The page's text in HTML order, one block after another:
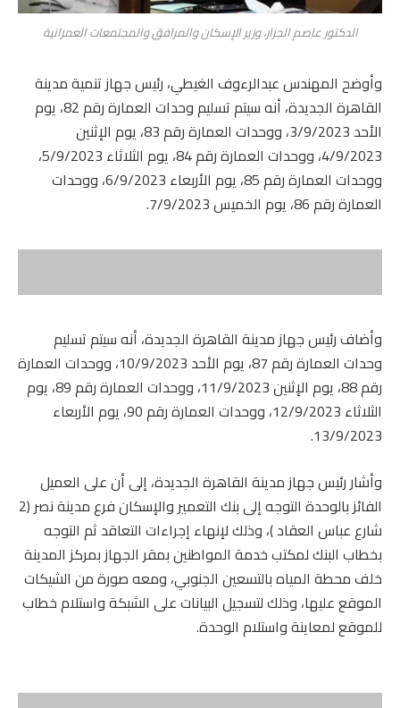
الدكتور عاصم الجزار، وزير الإسكان والمرافق والمجتمعات العمرانية
وأوضح المهندس عبدالرءوف الغيطي، رئيس جهاز تنمية مدينة
القاهرة الجديدة، أنه سيتم تسليم وحدات العمارة رقم 82، يوم
الأحد 3/9/2023، ووحدات العمارة رقم 83، يوم الإثنين
4/9/2023، ووحدات العمارة رقم 84، يوم الثلاثاء 5/9/2023،
ووحدات العمارة رقم 85، يوم الأربعاء 6/9/2023، ووحدات
العمارة رقم 86، يوم الخميس 7/9/2023.
وأضاف رئيس جهاز مدينة القاهرة الجديدة، أنه سيتم تسليم
وحدات العمارة رقم 87، يوم الأحد 10/9/2023، ووحدات العمارة
رقم 88، يوم الإثنين 11/9/2023، ووحدات العمارة رقم 89، يوم
الثلاثاء 12/9/2023، ووحدات العمارة رقم 90، يوم الأربعاء
13/9/2023.
وأشار رئيس جهاز مدينة القاهرة الجديدة، إلى أن على العميل
الفائز بالوحدة التوجه إلى بنك التعمير والإسكان فرع مدينة نصر (2
شارع عباس العقاد )، وذلك لإنهاء إجراءات التعاقد ثم التوجه
بخطاب البنك لمكتب خدمة المواطنين بمقر الجهاز بمركز المدينة
خلف محطة المياه بالتسعين الجنوبي، ومعه صورة من الشيكات
الموقع عليها، وذلك لتسجيل البيانات على الشبكة واستلام خطاب
للموقع لمعاينة واستلام الوحدة.